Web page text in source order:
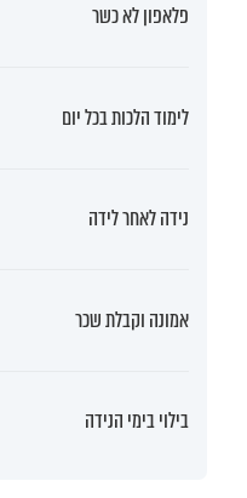
פלאפון לא כשר
לימוד הלכות בכל יום
נידה לאחר לידה
אמונה וקבלת שכר
בילוי בימי הנידה